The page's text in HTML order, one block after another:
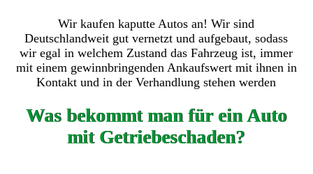
Wir kaufen kaputte Autos an! Wir sind
Deutschlandweit gut vernetzt und aufgebaut, sodass
wir egal in welchem Zustand das Fahrzeug ist, immer
mit einem gewinnbringenden Ankaufswert mit ihnen in
Kontakt und in der Verhandlung stehen werden
Was bekommt man für ein Auto
mit Getriebeschaden?